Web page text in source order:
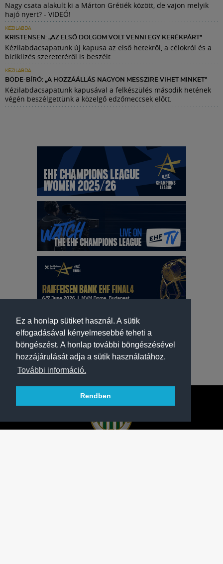
Ez a honlap sütiket használ. A sütik
elfogadásával kényelmesebbé teheti a
böngészést. A honlap további böngészésével
hozzájárulását adja a sütik használatához.
További információ.
Rendben
Nagy csata alakult ki a Márton Grétiék között, de vajon melyik
hajó nyert? - VIDEÓ!
KÉZILABDA
KRISTENSEN: „AZ ELSŐ DOLGOM VOLT VENNI EGY KERÉKPÁRT”
Kézilabdacsapatunk új kapusa az első hetekről, a célokról és a
biciklizés szeretetéről is beszélt.
KÉZILABDA
BÖDE-BÍRÓ: „A HOZZÁÁLLÁS NAGYON MESSZIRE VIHET MINKET”
Kézilabdacsapatunk kapusával a felkészülés második hetének
végén beszélgettünk a közelgő edzőmeccsek előtt.